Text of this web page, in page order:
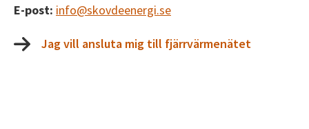
E-post: info@skovdeenergi.se
Jag vill ansluta mig till fjärrvärmenätet